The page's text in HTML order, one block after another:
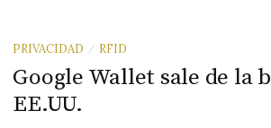
PRIVACIDAD / RFID
Google Wallet sale de la
EE.UU.